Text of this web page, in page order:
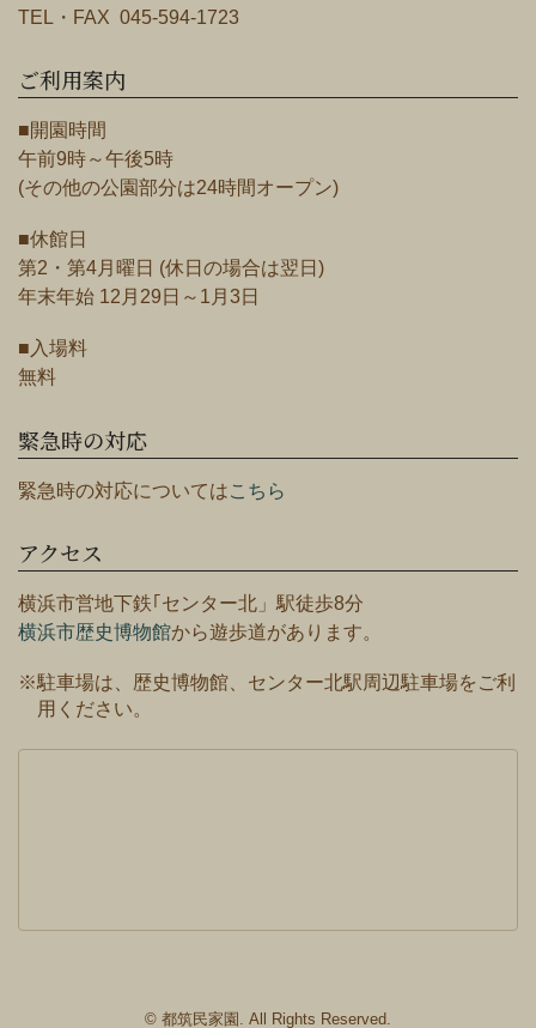
TEL・FAX 045-594-1723
ご利用案内
■開園時間
午前9時～午後5時
(その他の公園部分は24時間オープン)
■休館日
第2・第4月曜日 (休日の場合は翌日)
年末年始 12月29日～1月3日
■入場料
無料
緊急時の対応
緊急時の対応についてはこちら
アクセス
横浜市営地下鉄｢センター北」駅徒歩8分
横浜市歴史博物館から遊歩道があります。
※駐車場は、歴史博物館、センター北駅周辺駐車場をご利
用ください。
© 都筑民家園. All Rights Reserved.